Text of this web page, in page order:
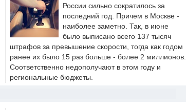
России сильно сократилось за
последний год. Причем в Москве -
наиболее заметно. Так, в июне
было выписано всего 137 тысяч
штрафов за превышение скорости, тогда как годом
ранее их было 15 раз больше - более 2 миллионов.
Соответственно недополучают в этом году и
региональные бюджеты.